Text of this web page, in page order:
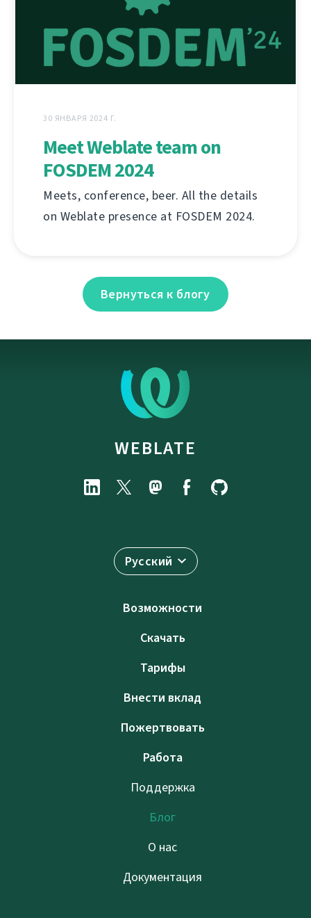
30 ЯНВАРЯ 2024 Г.
Meet Weblate team on
FOSDEM 2024
Meets, conference, beer. All the details
on Weblate presence at FOSDEM 2024.
Вернуться к блогу
WEBLATE
Русский
Возможности
Скачать
Тарифы
Внести вклад
Пожертвовать
Работа
Поддержка
Блог
О нас
Документация